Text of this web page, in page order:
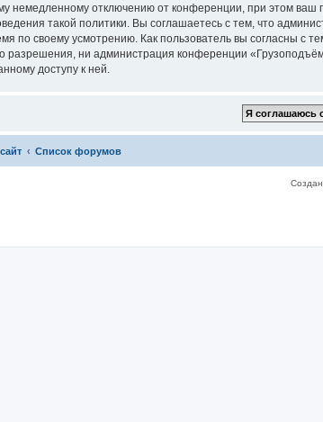
немедленному отключению от конференции, при этом ваш
такой политики. Вы соглашаетесь с тем, что
по своему усмотрению. Как пользователь вы согласны с
разрешения, ни администрация конференции
доступу к ней.
Список форумов